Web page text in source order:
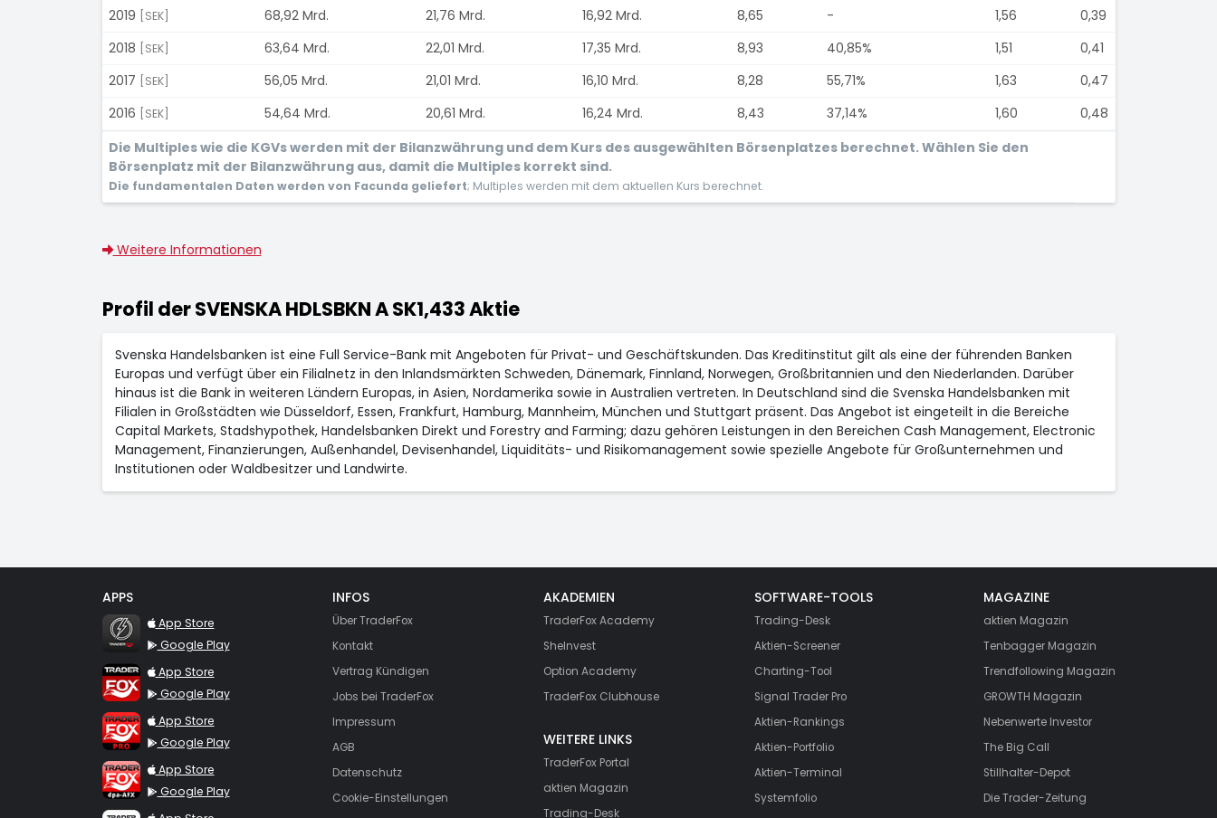
2019
[SEK] 68,92 Mrd. 21,76 Mrd. 16,92 Mrd. 8,65 - 1,56
0,39
2018
[SEK] 63,64 Mrd. 22,01 Mrd. 17,35 Mrd. 8,93 40,85% 1,51
0,41
2017
[SEK] 56,05 Mrd. 21,01 Mrd. 16,10 Mrd. 8,28 55,71% 1,63
0,47
2016
[SEK] 54,64 Mrd. 20,61 Mrd. 16,24 Mrd. 8,43 37,14% 1,60
0,48
Die Multiples wie die KGVs werden mit der Bilanzwährung und dem Kurs des ausgewählten Börsenplatzes berechnet. Wählen Sie den
Börsenplatz mit der Bilanzwährung aus, damit die Multiples korrekt sind.
Die fundamentalen Daten werden von Facunda geliefert; Multiples werden mit dem aktuellen Kurs berechnet.
Weitere Informationen
Profil der SVENSKA HDLSBKN A SK1,433 Aktie
Svenska Handelsbanken ist eine Full Service-Bank mit Angeboten für Privat- und Geschäftskunden. Das Kreditinstitut gilt als eine der führenden Banken
Europas und verfügt über ein Filialnetz in den Inlandsmärkten Schweden, Dänemark, Finnland, Norwegen, Großbritannien und den Niederlanden. Darüber
hinaus ist die Bank in weiteren Ländern Europas, in Asien, Nordamerika sowie in Australien vertreten. In Deutschland sind die Svenska Handelsbanken mit
Filialen in Großstädten wie Düsseldorf, Essen, Frankfurt, Hamburg, Mannheim, München und Stuttgart präsent. Das Angebot ist eingeteilt in die Bereiche
Capital Markets, Stadshypothek, Handelsbanken Direkt und Forestry and Farming; dazu gehören Leistungen in den Bereichen Cash Management, Electronic
Management, Finanzierungen, Außenhandel, Devisenhandel, Liquiditäts- und Risikomanagement sowie spezielle Angebote für Großunternehmen und
Institutionen oder Waldbesitzer und Landwirte.
APPS
TraderFox Flash
App Store
Google Play
TraderFox App
App Store
Google Play
TraderFox Pro
App Store
Google Play
TraderFox dpa-AFX ProFeed
App Store
Google Play
INFOS
Über TraderFox
Kontakt
Vertrag Kündigen
Jobs bei TraderFox
Impressum
AGB
Datenschutz
Cookie-Einstellungen
AKADEMIEN
TraderFox Academy
SheInvest
Option Academy
TraderFox Clubhouse
WEITERE LINKS
TraderFox Portal
aktien Magazin
Trading-Desk
SOFTWARE-TOOLS
Trading-Desk
Aktien-Screener
Charting-Tool
Signal Trader Pro
Aktien-Rankings
Aktien-Portfolio
Aktien-Terminal
Systemfolio
MAGAZINE
aktien Magazin
Tenbagger Magazin
Trendfollowing Magazin
GROWTH Magazin
Nebenwerte Investor
The Big Call
Stillhalter-Depot
Die Trader-Zeitung